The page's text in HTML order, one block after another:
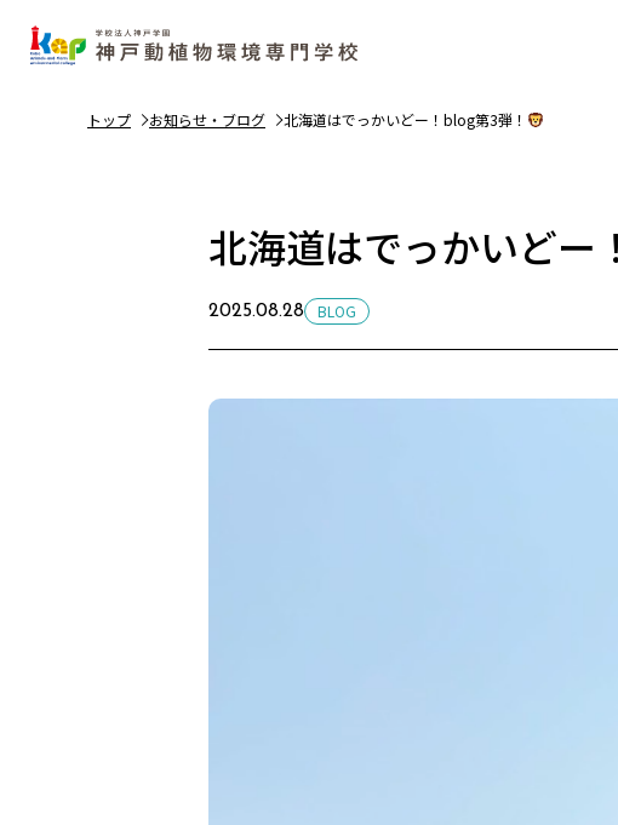
トップ お知らせ・ブログ 北海道はでっかいどー！blog第3弾！
北海道はでっかいどー
2025.08.28 BLOG